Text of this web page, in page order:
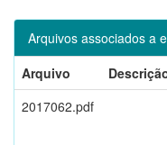
Arquivos associados a
Arquivo
2017062.pdf